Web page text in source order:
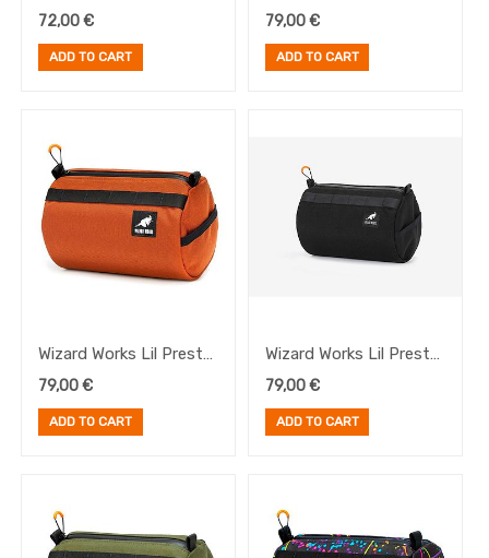
Mini Black
72,00€
ADD TO CART
79,00€
ADD TO CART
Wizard Works Lil Presto
Rust
79,00€
ADD TO CART
Wizard Works Lil Presto
Black
79,00€
ADD TO CART